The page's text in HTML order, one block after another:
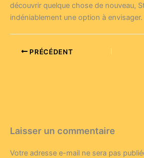
découvrir quelque chose de nouveau,
indéniablement une option à envisager.
PRÉCÉDENT
Laisser un commentaire
Votre adresse e-mail ne sera pas